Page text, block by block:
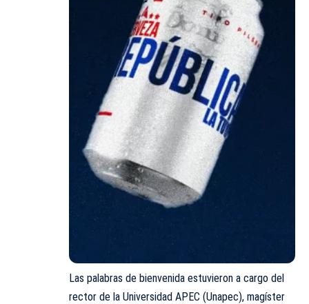
Las palabras de bienvenida estuvieron a cargo del
rector de la Universidad APEC (Unapec), magíster